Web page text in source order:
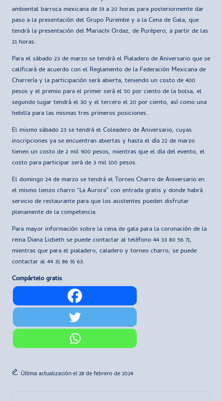
ambiental barroca mexicana de 19 a 20 horas para posteriormente dar
paso a la presentación del Grupo Purembe y a la Cena de Gala, que
tendrá la presentación del Mariachi Ordaz, de Purépero, a partir de las
21 horas.
Para el sábado 23 de marzo se tendrá el Pialadero de Aniversario que se
calificará de acuerdo con el Reglamento de la Federación Mexicana de
Charrería y la participación será abierta, teniendo un costo de 400
pesos y el premio para el primer será el 50 por ciento de la bolsa, el
segundo lugar tendrá el 30 y el tercero el 20 por ciento, así como una
hebilla para las mismas tres primeros posiciones.
El mismo sábado 23 se tendrá el Coleadero de Aniversario, cuyas
inscripciones ya se encuentran abiertas y hasta el día 22 de marzo
tienen un costo de 2 mil 900 pesos, mientras que el día del evento, el
costo para participar será de 3 mil 100 pesos.
El domingo 24 de marzo se tendrá el Torneo Charro de Aniversario en
el mismo lienzo charro “La Aurora” con entrada gratis y donde habrá
servicio de restaurante para que los asistentes pueden disfrutar
plenamente de la competencia.
Para mayor información sobre la cena de gala para la coronación de la
reina Diana Lizbeth se puede contactar al teléfono 44 33 80 56 71,
mientras que para el pialadero, caladero y torneo charro, se puede
contactar al 44 31 86 91 63.
Compártelo gratis
Última actualización el 28 de febrero de 2024